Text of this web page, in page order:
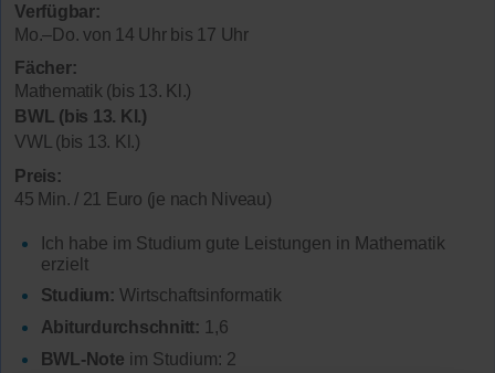
Verfügbar:
Mo.–Do. von 14 Uhr bis 17 Uhr
Fächer:
Mathematik (bis 13. Kl.)
BWL (bis 13. Kl.)
VWL (bis 13. Kl.)
Preis:
45 Min. / 21 Euro (je nach Niveau)
Ich habe im Studium gute Leistungen in Mathematik
erzielt
Studium: Wirtschaftsinformatik
Abiturdurchschnitt: 1,6
BWL-Note im Studium: 2